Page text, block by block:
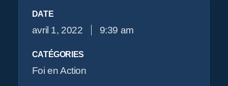
DATE
avril 1, 2022 9:39 am
CATÉGORIES
Foi en Action